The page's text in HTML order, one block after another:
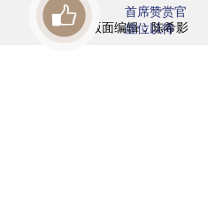
版面编辑：陈希影
首席赞赏官
虚位以待